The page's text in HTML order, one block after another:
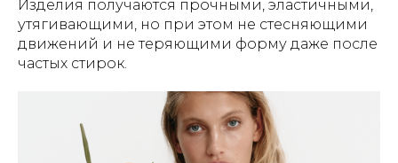
Изделия получаются прочными, эластичными,
утягивающими, но при этом не стесняющими
движений и не теряющими форму даже после
частых стирок.